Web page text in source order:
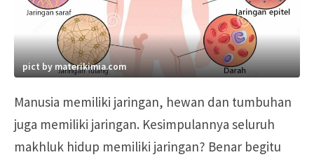
pict by materikimia.com
Manusia memiliki jaringan, hewan dan tumbuhan
juga memiliki jaringan. Kesimpulannya seluruh
makhluk hidup memiliki jaringan? Benar begitu